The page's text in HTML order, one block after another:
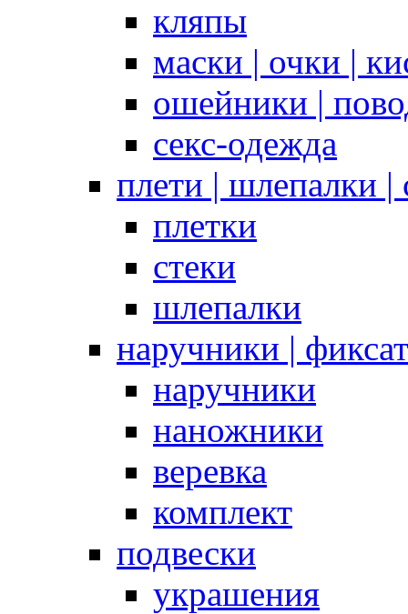
кляпы
маски | очки |
ошейники |
секс-одежда
плети | шлепалки |
плетки
стеки
шлепалки
наручники |
наручники
наножники
веревка
комплект
подвески
украшения